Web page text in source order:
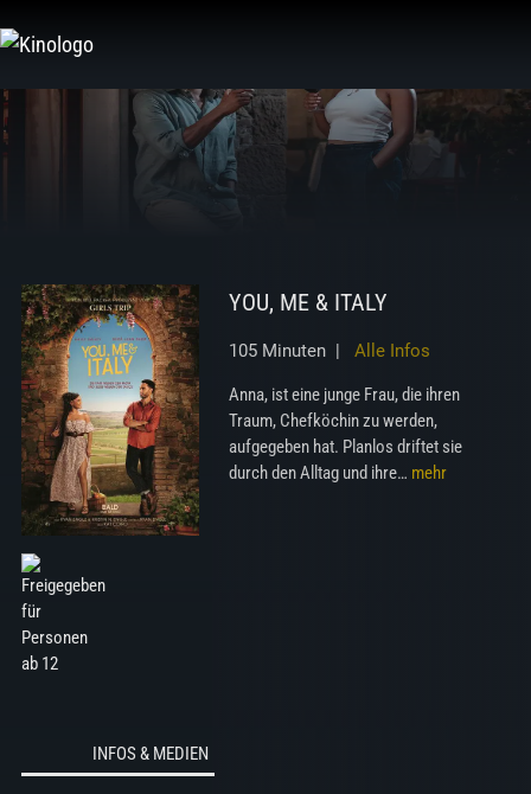
Inhalt
YOU, ME & ITALY
105 Minuten | Alle Infos
Anna, ist eine junge Frau, die ihren
Traum, Chefköchin zu werden,
aufgegeben hat. Planlos driftet sie
durch den Alltag und ihre… mehr
INFOS & MEDIEN